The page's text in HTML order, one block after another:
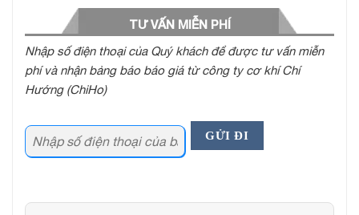
TƯ VẤN MIỄN PHÍ
Nhập số điện thoại của Quý khách để được tư vấn miễn
phí và nhận bảng báo báo giá từ công ty cơ khí Chí
Hướng (ChiHo)